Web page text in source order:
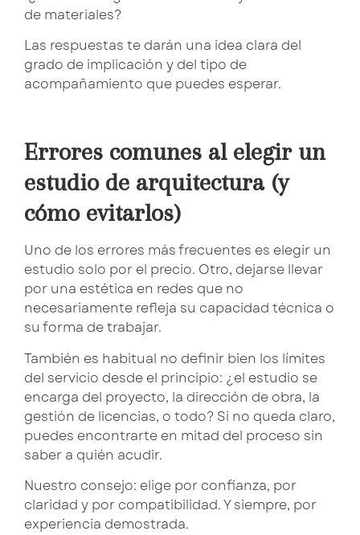
de materiales?
Las respuestas te darán una idea clara del
grado de implicación y del tipo de
acompañamiento que puedes esperar.
Errores comunes al elegir un
estudio de arquitectura (y
cómo evitarlos)
Uno de los errores más frecuentes es elegir un
estudio solo por el precio. Otro, dejarse llevar
por una estética en redes que no
necesariamente refleja su capacidad técnica o
su forma de trabajar.
También es habitual no definir bien los límites
del servicio desde el principio: ¿el estudio se
encarga del proyecto, la dirección de obra, la
gestión de licencias, o todo? Si no queda claro,
puedes encontrarte en mitad del proceso sin
saber a quién acudir.
Nuestro consejo: elige por confianza, por
claridad y por compatibilidad. Y siempre, por
experiencia demostrada.